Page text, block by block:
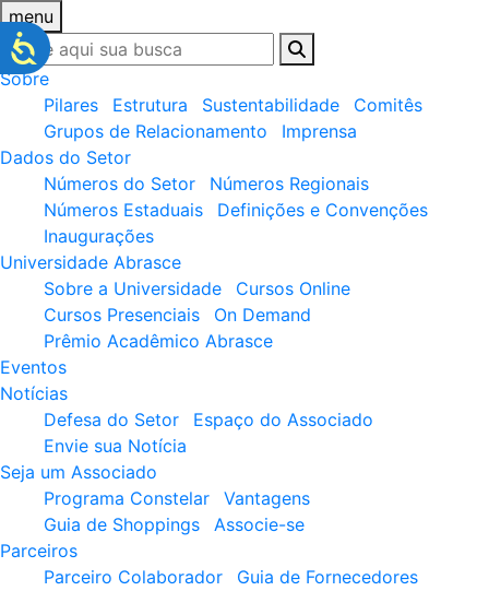
menu
Sobre
Pilares
Estrutura Sustentabilidade
Comitês
Grupos de Relacionamento
Imprensa
Dados do Setor
Números do Setor
Números Regionais
Números Estaduais
Definições e Convenções
Inaugurações
Universidade Abrasce
Sobre a Universidade
Cursos Online
Cursos Presenciais
On Demand
Prêmio Acadêmico Abrasce
Eventos
Notícias
Defesa do Setor
Espaço do Associado
Envie sua Notícia
Seja um Associado
Programa Constelar
Vantagens
Guia de Shoppings
Associe-se
Parceiros
Parceiro Colaborador
Guia de Fornecedores